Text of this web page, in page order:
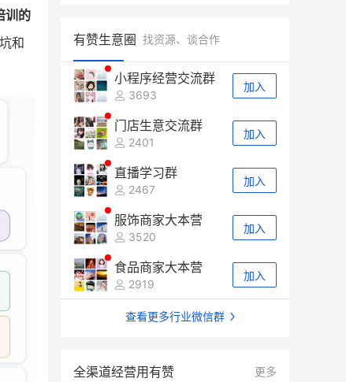
训的
和
有赞生意圈 找资源、谈合作
小程序经营交流群
3693
加入
门店生意交流群
2401
加入
直播学习群
2467
加入
服饰商家大本营
3520
加入
食品商家大本营
2919
加入
查看更多行业微信群
全渠道经营用有赞 更多